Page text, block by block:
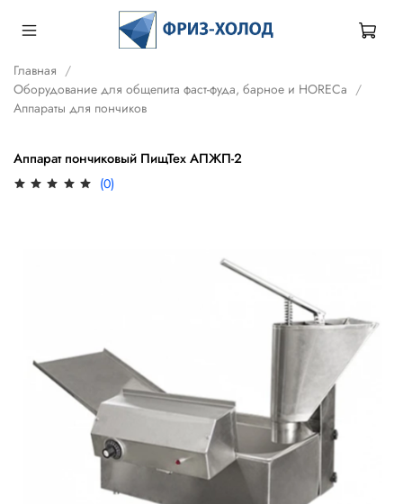
Главная
Оборудование для общепита фаст-фуда, барное и HORECa
Аппараты для пончиков
Аппарат пончиковый ПищТех АПЖП-2
(0)